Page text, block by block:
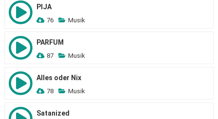
PIJA
76 Musik
PARFUM
87 Musik
Alles oder Nix
78 Musik
Satanized